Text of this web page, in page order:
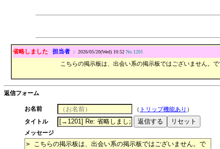
省略しました 担当者： 2026/05/20(Wed) 10:52 No.1201
こちらの掲示板は、出会い系の掲示板ではございません。
返信フォーム
お名前 （ トリップ機能あり ）
タイトル
メッセージ